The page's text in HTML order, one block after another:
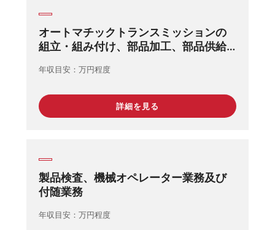
オートマチックトランスミッションの
組立・組み付け、部品加工、部品供給
年収目安 万円程度
詳細を見る
製品検査、機械オペレーター業務及び
付随業務
年収目安 万円程度